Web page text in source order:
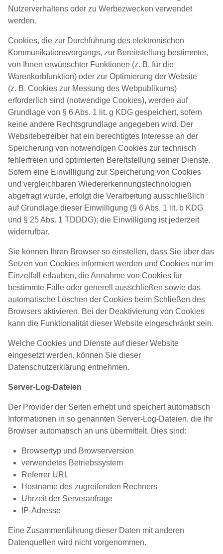
Nutzerverhaltens oder zu Werbezwecken verwendet
werden.
Cookies, die zur Durchführung des elektronischen
Kommunikationsvorgangs, zur Bereitstellung bestimmter,
von Ihnen erwünschter Funktionen (z. B. für die
Warenkorbfunktion) oder zur Optimierung der Website
(z. B. Cookies zur Messung des Webpublikums)
erforderlich sind (notwendige Cookies), werden auf
Grundlage von § 6 Abs. 1 lit. g KDG gespeichert, sofern
keine andere Rechtsgrundlage angegeben wird. Der
Websitebetreiber hat ein berechtigtes Interesse an der
Speicherung von notwendigen Cookies zur technisch
fehlerfreien und optimierten Bereitstellung seiner Dienste.
Sofern eine Einwilligung zur Speicherung von Cookies
und vergleichbaren Wiedererkennungstechnologien
abgefragt wurde, erfolgt die Verarbeitung ausschließlich
auf Grundlage dieser Einwilligung (§ 6 Abs. 1 lit. b KDG
und § 25 Abs. 1 TDDDG); die Einwilligung ist jederzeit
widerrufbar.
Sie können Ihren Browser so einstellen, dass Sie über das
Setzen von Cookies informiert werden und Cookies nur im
Einzelfall erlauben, die Annahme von Cookies für
bestimmte Fälle oder generell ausschließen sowie das
automatische Löschen der Cookies beim Schließen des
Browsers aktivieren. Bei der Deaktivierung von Cookies
kann die Funktionalität dieser Website eingeschränkt sein.
Welche Cookies und Dienste auf dieser Website
eingesetzt werden, können Sie dieser
Datenschutzerklärung entnehmen.
Server-Log-Dateien
Der Provider der Seiten erhebt und speichert automatisch
Informationen in so genannten Server-Log-Dateien, die Ihr
Browser automatisch an uns übermittelt. Dies sind:
Browsertyp und Browserversion
verwendetes Betriebssystem
Referrer URL
Hostname des zugreifenden Rechners
Uhrzeit der Serveranfrage
IP-Adresse
Eine Zusammenführung dieser Daten mit anderen
Datenquellen wird nicht vorgenommen.